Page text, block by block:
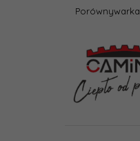
Porównywarka